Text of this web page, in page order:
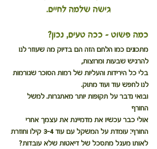
גישה שלמה לחיים.
כמה פשוט – ככה טעים, נכון?
מתכונים כמו הלחם הזה הם בדיוק מה שעוזר לנו
להרגיש שבעות ומרוצות,
בלי כל הירידות והעליות של רמות הסוכר שגורמות
לנו לחפש עוד ועוד מתוק.
ובואי נדבר על תקופות יותר מאתגרות. למשל
החורף
אולי כבר עכשיו את מדמיינת את עצמך אחרי
החורף: עומדת על המשקל עם עוד 3-4 קילו וחוזרת
לאותו מעגל מתסכל של דיאטות שלא עובדות?